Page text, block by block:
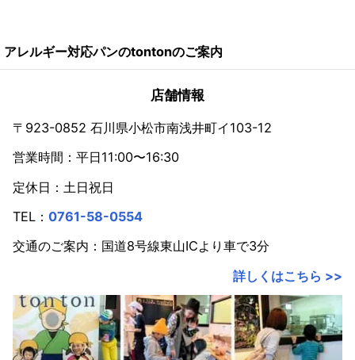
アレルギー対応パンのtontonのご案内
店舗情報
〒923-0852 石川県小松市南浅井町イ103-12
営業時間：平日11:00〜16:30
定休日：土日祝日
TEL： 0761-58-0554
交通のご案内：国道8号線東山ICより車で3分
詳しくはこちら >>